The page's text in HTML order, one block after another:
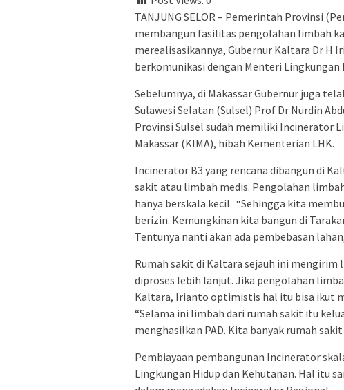
TANJUNG SELOR – Pemerintah Provinsi
membangun fasilitas pengolahan limbah
merealisasikannya, Gubernur Kaltara Dr H
berkomunikasi dengan Menteri Lingkungan
Sebelumnya, di Makassar Gubernur juga
Sulawesi Selatan (Sulsel) Prof Dr Nurdin
Provinsi Sulsel sudah memiliki Incinerator
Makassar (KIMA), hibah Kementerian LHK.
Incinerator B3 yang rencana dibangun di
sakit atau limbah medis. Pengolahan
hanya berskala kecil. “Sehingga kita
berizin. Kemungkinan kita bangun di
Tentunya nanti akan ada pembebasan
Rumah sakit di Kaltara sejauh ini
diproses lebih lanjut. Jika pengolahan
Kaltara, Irianto optimistis hal itu bisa ikut
“Selama ini limbah dari rumah sakit itu
menghasilkan PAD. Kita banyak rumah sakit
Pembiayaan pembangunan Incinerator
Lingkungan Hidup dan Kehutanan. Hal itu